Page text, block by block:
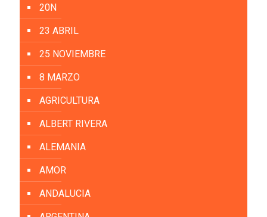
20N
23 ABRIL
25 NOVIEMBRE
8 MARZO
AGRICULTURA
ALBERT RIVERA
ALEMANIA
AMOR
ANDALUCIA